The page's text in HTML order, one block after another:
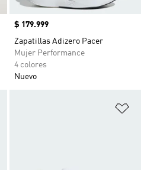
Precio
$ 179.999
Zapatillas Adizero Pacer
Mujer Performance
4 colores
Nuevo